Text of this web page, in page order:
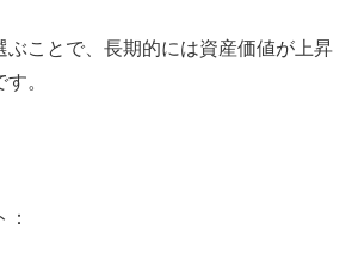
ぶことで、長期的には資産価値が上昇
。